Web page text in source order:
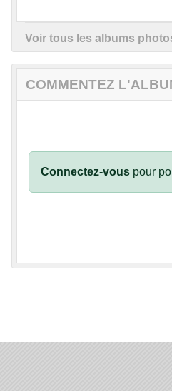
Voir tous les albums
COMMENTEZ
Connectez-vous pour